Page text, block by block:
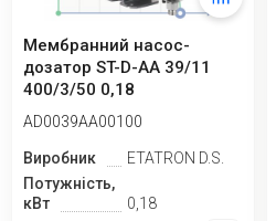
Мембранний насос-
дозатор ST-D-AA 39/11
400/3/50 0,18
AD0039AA00100
Виробник
ETATRON D.S.
Потужність,
кВт
0,18